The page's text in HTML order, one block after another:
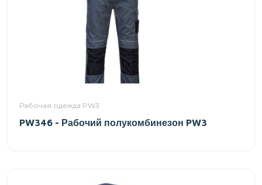
Рабочая одежда PW3
PW346 - Рабочий полукомбинезон PW3